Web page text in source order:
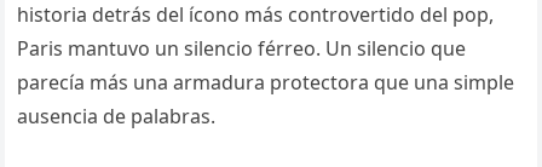
historia detrás del ícono más controvertido del pop,
Paris mantuvo un silencio férreo. Un silencio que
parecía más una armadura protectora que una simple
ausencia de palabras.